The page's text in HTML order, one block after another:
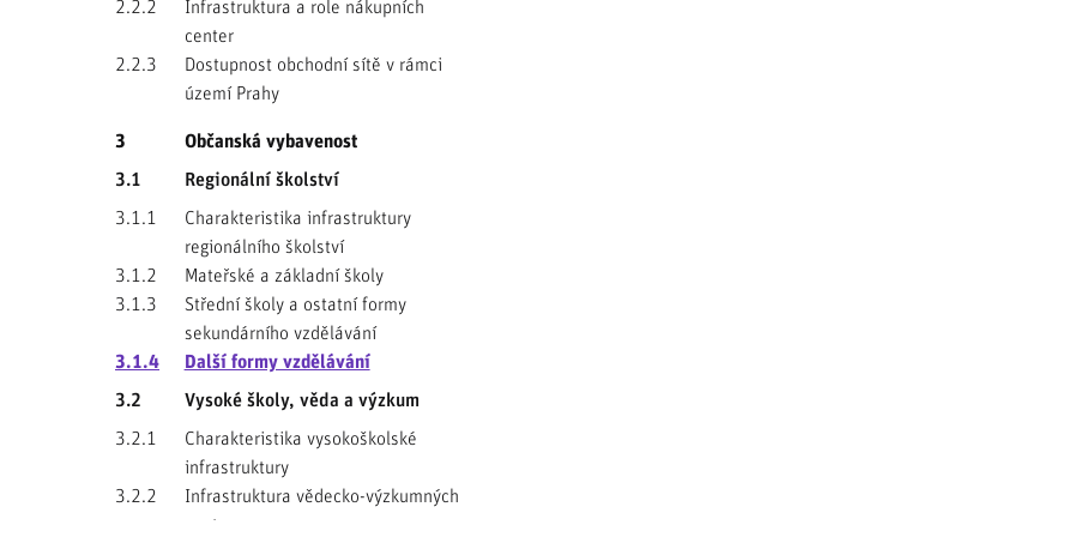
2.2.2
Infrastruktura a role nákupních
center
2.2.3
Dostupnost obchodní sítě v rámci
území Prahy
3
Občanská vybavenost
3.1
Regionální školství
3.1.1
Charakteristika infrastruktury
regionálního školství
3.1.2
Mateřské a základní školy
3.1.3
Střední školy a ostatní formy
sekundárního vzdělávání
3.1.4
Další formy vzdělávání
3.2
Vysoké školy, věda a výzkum
3.2.1
Charakteristika vysokoškolské
infrastruktury
3.2.2
Infrastruktura vědecko-výzkumných
center